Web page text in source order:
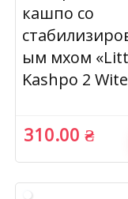
кашпо со
ым мхом
Kashpo 2
310.00₴